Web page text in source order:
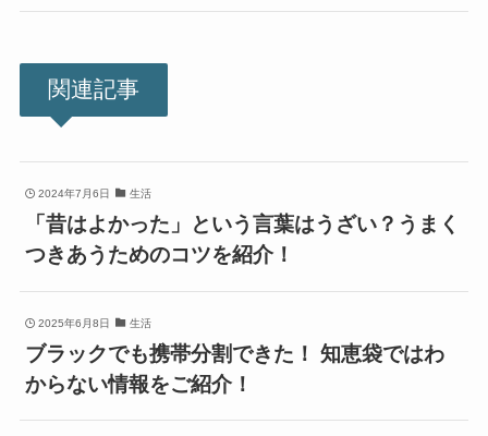
関連記事
2024年7月6日 生活
「昔はよかった」という言葉はうざい？うまく
つきあうためのコツを紹介！
2025年6月8日 生活
ブラックでも携帯分割できた！ 知恵袋ではわ
からない情報をご紹介！